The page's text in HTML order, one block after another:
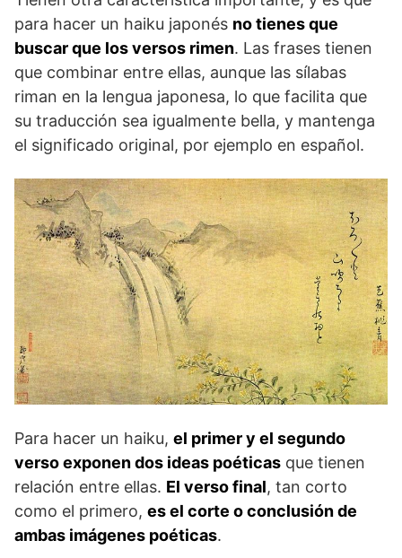
para hacer un haiku japonés no tienes que
buscar que los versos rimen. Las frases tienen
que combinar entre ellas, aunque las sílabas
riman en la lengua japonesa, lo que facilita que
su traducción sea igualmente bella, y mantenga
el significado original, por ejemplo en español.
Para hacer un haiku, el primer y el segundo
verso exponen dos ideas poéticas que tienen
relación entre ellas. El verso final, tan corto
como el primero, es el corte o conclusión de
ambas imágenes poéticas.